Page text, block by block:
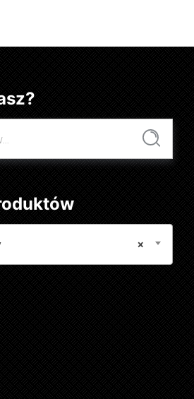
Szukaj
×